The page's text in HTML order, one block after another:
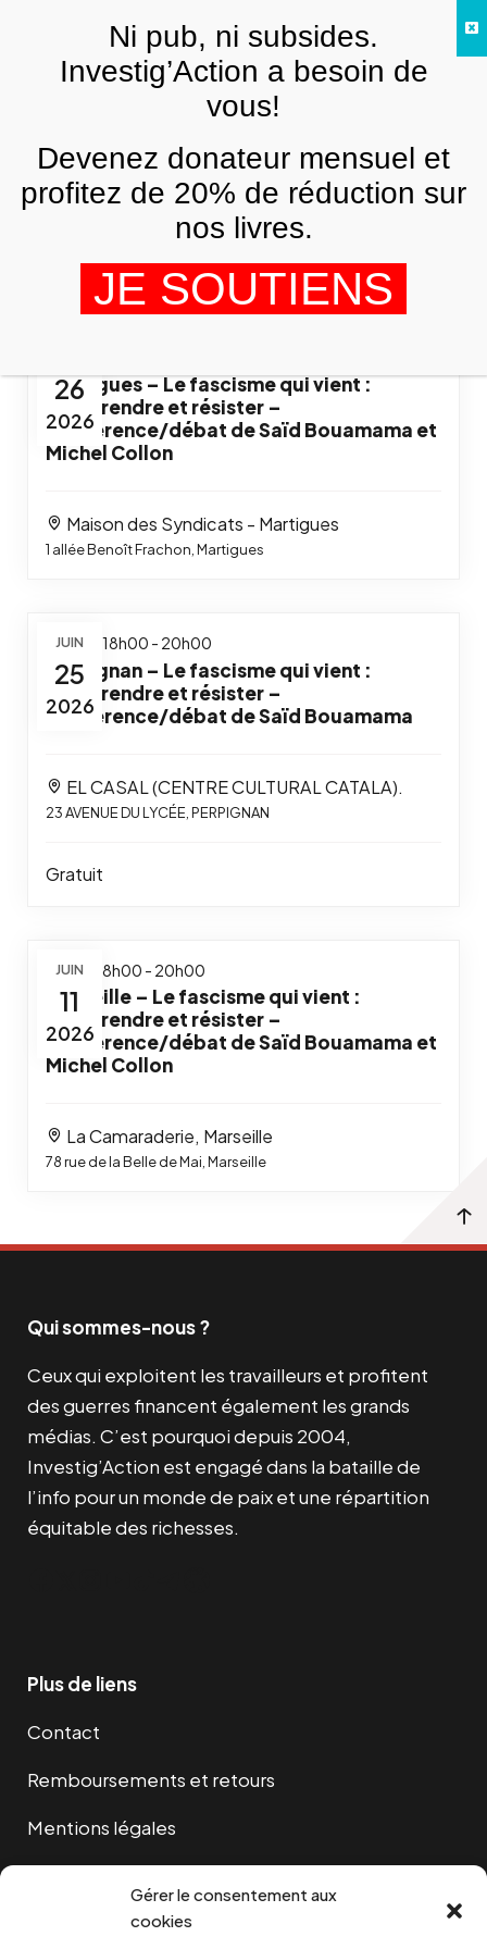
Gérer le consentement aux
cookies
Il n’y a pas d’évènements à venir.
Recherche
navigation
de
vues
Derniers Évènements passés
26
2026
Martigues – Le fascisme qui vient :
comprendre et résister –
Conférence/débat de Saïd Bouamama et
Michel Collon
Maison des Syndicats - Martigues
1 allée Benoît Frachon, Martigues
JUIN
25
2026
25 juin / 18h00 - 20h00
Perpignan – Le fascisme qui vient :
comprendre et résister –
Conférence/débat de Saïd Bouamama
EL CASAL (CENTRE CULTURAL CATALA).
23 AVENUE DU LYCÉE, PERPIGNAN
Gratuit
JUIN
11
2026
11 juin / 18h00 - 20h00
Marseille – Le fascisme qui vient :
comprendre et résister –
Conférence/débat de Saïd Bouamama et
Michel Collon
La Camaraderie, Marseille
78 rue de la Belle de Mai, Marseille
Qui sommes-nous ?
Ceux qui exploitent les travailleurs et profitent
des guerres financent également les grands
médias. C’est pourquoi depuis 2004,
Investig’Action est engagé dans la bataille de
l’info pour un monde de paix et une répartition
équitable des richesses.
Plus de liens
Contact
Remboursements et retours
Mentions légales
FRNi pub, ni subsides.
Investig’Action a besoin de
vous!
Devenez donateur mensuel et
profitez de 20% de réduction sur
nos livres.
JE SOUTIENS